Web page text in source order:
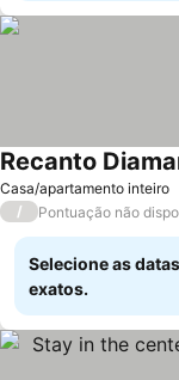
Casa/apartamento inteiro
Recanto
/ Pontuação não
Selecione as
exatos.